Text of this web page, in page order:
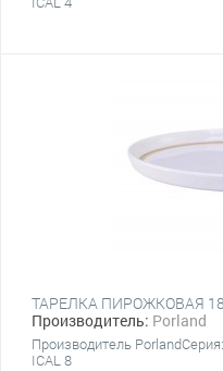
ТАРЕЛКА ПИРОЖКОВАЯ
Производитель: Porland
Производитель
ICAL 8